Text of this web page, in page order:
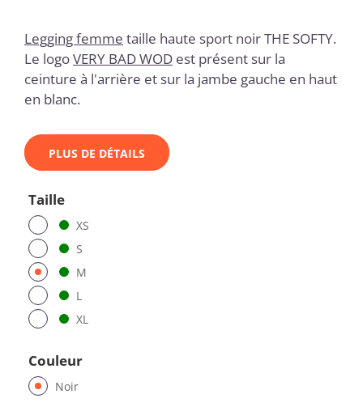
Legging femme taille haute sport noir THE SOFTY.
Le logoVERY BAD WOD est présent sur la
ceinture à l'arrière et sur la jambe gauche en haut
en blanc.
PLUS DE DÉTAILS
Taille
XS
S
M
L
XL
Couleur
Noir